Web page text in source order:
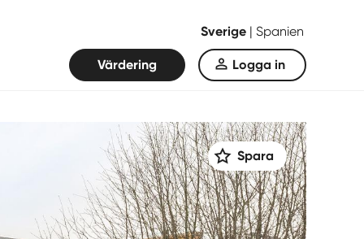
Sverige | Spanien
Värdering Logga in
Spara